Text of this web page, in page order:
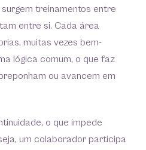
treinamentos entre
entre si. Cada área
muitas vezes bem-
lógica comum, o que faz
ou avancem em
o que impede
um colaborador participa